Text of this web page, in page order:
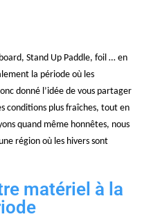
Stand Up Paddle, foil … en
la période où les
donné l’idée de vous partager
conditions plus fraîches, tout en
quand même honnêtes, nous
région où les hivers sont
matériel à la